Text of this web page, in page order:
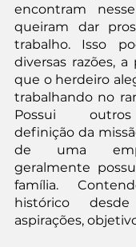
encontram
queiram dar
trabalho. Isso
diversas razões,
que o herdeiro
trabalhando no
Possui
definição da
de uma
geralmente
família.
histórico
aspirações,